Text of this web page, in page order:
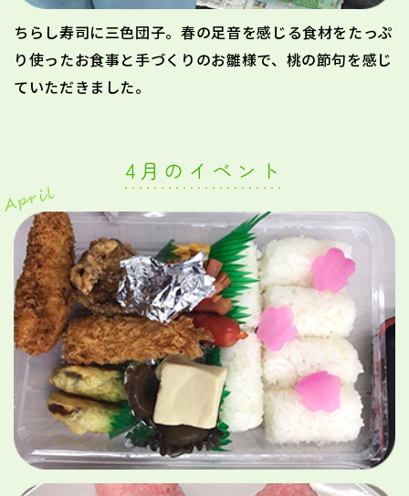
ちらし寿司に三色団子。春の足音を感じる食材をたっぷ
り使ったお食事と手づくりのお雛様で、桃の節句を感じ
ていただきました。
4月のイベント